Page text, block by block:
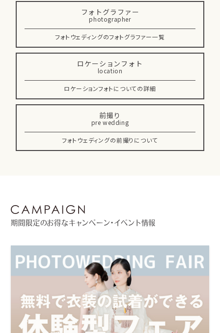
フォトグラファー
photographer
フォトウェディングのフォトグラファー一覧
ロケーションフォト
location
ロケーションフォトについての詳細
前撮り
pre wedding
フォトウェディングの前撮りについて
期間限定のお得なキャンペーン・イベント情報